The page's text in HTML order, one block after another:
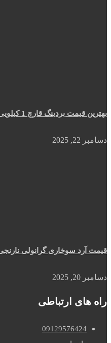
بهترین قیمت بردینگ قارچ 1 کیلویی در آذر ۱۴۰۴
دسامبر 22, 2025
قیمت آرد سوخاری گرانولی نارنجی آینز ۲ کیلویی در
دسامبر 20, 2025
راه های ارتباطی
09129576424